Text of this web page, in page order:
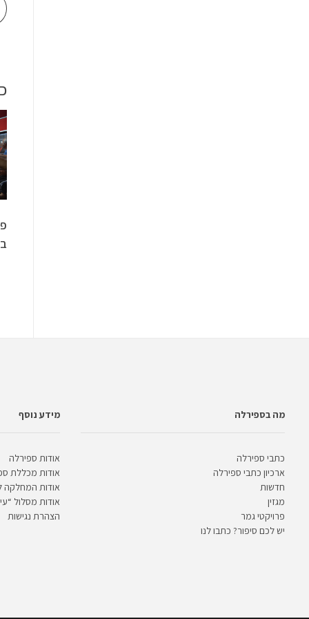
מידע נוסף
אודות ספירלה
אודות מכללת
אודות המחלקה
אודות מסלול
הצהרת נגישות
מה בספירלה
כתבי ספירלה
ארכיון כתבי ספירלה
חדשות
מגזין
פרויקטי גמר
יש לכם סיפור? כתבו לנו